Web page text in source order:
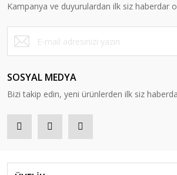
Kampanya ve duyurulardan ilk siz haberdar
SOSYAL MEDYA
Bizi takip edin, yeni ürünlerden ilk siz